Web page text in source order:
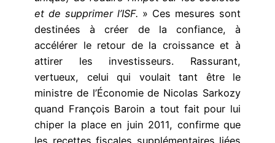
et de supprimer l’ISF. » Ces mesures sont
destinées à créer de la confiance, à
accélérer le retour de la croissance et à
attirer les investisseurs. Rassurant,
vertueux, celui qui voulait tant être le
ministre de l’Économie de Nicolas Sarkozy
quand François Baroin a tout fait pour lui
chiper la place en juin 2011, confirme que